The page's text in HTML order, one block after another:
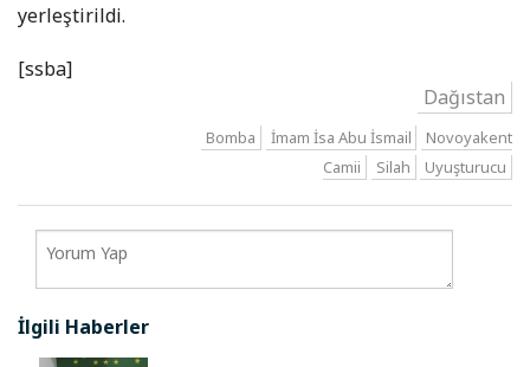
yerleştirildi.
[ssba]
Dağıstan
Bomba İmam İsa Abu İsmail
Novoyakent
Camii
Silah Uyuşturucu
İlgili Haberler